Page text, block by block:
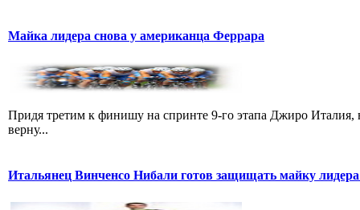
Майка лидера снова у американца Феррара
Придя третим к финишу на спринте 9-го этапа Джиро
верну...
Итальянец Винченсо Нибали готов защищать майку